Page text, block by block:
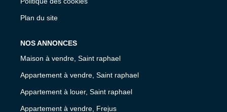
Plan du site
NOS ANNONCES
Maison à vendre, Saint raphael
Appartement à vendre, Saint raphael
Appartement à louer, Saint raphael
Appartement à vendre, Frejus